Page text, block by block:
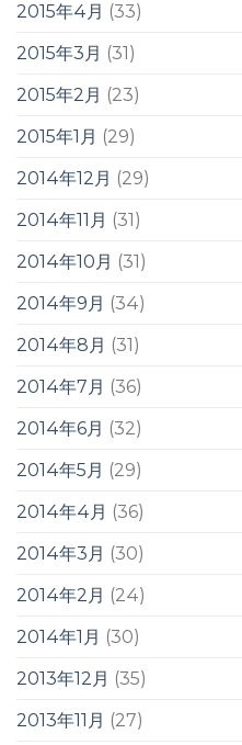
2015年4月 (33)
2015年3月 (31)
2015年2月 (23)
2015年1月 (29)
2014年12月 (29)
2014年11月 (31)
2014年10月 (31)
2014年9月 (34)
2014年8月 (31)
2014年7月 (36)
2014年6月 (32)
2014年5月 (29)
2014年4月 (36)
2014年3月 (30)
2014年2月 (24)
2014年1月 (30)
2013年12月 (35)
2013年11月 (27)